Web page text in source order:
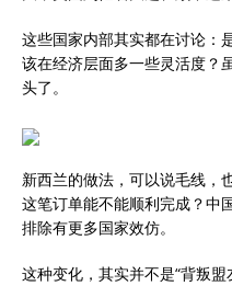
这些国家内部其实都在讨论：
该在经济层面多一些灵活度？
头了。
新西兰的做法，可以说毛线，
这笔订单能不能顺利完成？中
排除有更多国家效仿。
这种变化，其实并不是“背叛